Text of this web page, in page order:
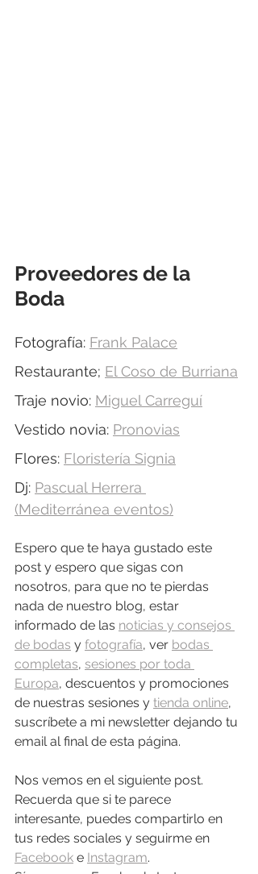
Proveedores de la
Boda
Fotografía: Frank Palace
Restaurante; El Coso de Burriana
Traje novio: Miguel Carreguí
Vestido novia: Pronovias
Flores: Floristería Signia
Dj: Pascual Herrera
(Mediterránea eventos)
Espero que te haya gustado este
post y espero que sigas con
nosotros, para que no te pierdas
nada de nuestro blog, estar
informado de las noticias y consejos
de bodas y fotografía, ver bodas
completas, sesiones por toda
Europa, descuentos y promociones
de nuestras sesiones y tienda online,
suscríbete a mi newsletter dejando tu
email al final de esta página.
Nos vemos en el siguiente post.
Recuerda que si te parece
interesante, puedes compartirlo en
tus redes sociales y seguirme en
Facebook e Instagram.